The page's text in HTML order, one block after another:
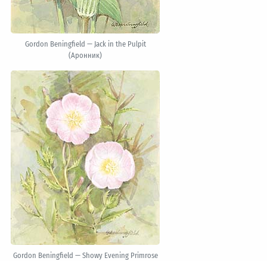
Gordon Beningfield — Jack in the Pulpit
(Аронник)
Gordon Beningfield — Showy Evening Primrose